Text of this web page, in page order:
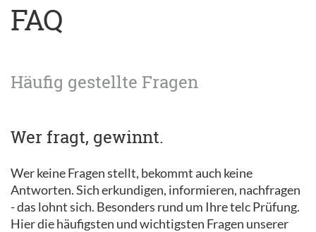
FAQ
Häufig gestellte Fragen
Wer fragt, gewinnt.
Wer keine Fragen stellt, bekommt auch keine
Antworten. Sich erkundigen, informieren, nachfragen
- das lohnt sich. Besonders rund um Ihre telc Prüfung.
Hier die häufigsten und wichtigsten Fragen unserer